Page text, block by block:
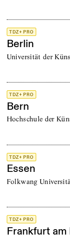
TDZ+ PRO
Berlin
Universität der
TDZ+ PRO
Bern
Hochschule der
TDZ+ PRO
Essen
Folkwang
TDZ+ PRO
Frankfurt am